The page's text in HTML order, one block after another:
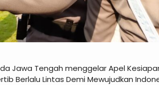
Jawa Tengah menggelar Apel
Berlalu Lintas Demi Mewujudkan